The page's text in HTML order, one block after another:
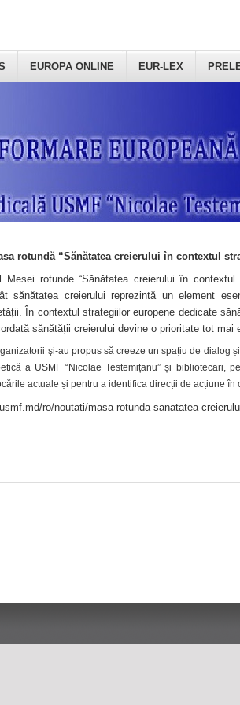
EUROPA ONLINE EUR-LEX
rotundă “Sănătatea creierului în contextul
rotunde “Sănătatea creierului în
sănătatea creierului reprezintă un element
În contextul strategiilor europene dedicate
sănătății creierului devine o prioritate tot mai
şi-au propus să creeze un spațiu de dialog
a USMF “Nicolae Testemițanu” și bibliotecari,
actuale și pentru a identifica direcții de acțiune
ro/noutati/masa-rotunda-sanatatea-